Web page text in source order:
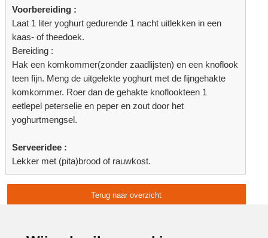
Voorbereiding :
Laat 1 liter yoghurt gedurende 1 nacht uitlekken in een
kaas- of theedoek.
Bereiding :
Hak een komkommer(zonder zaadlijsten) en een knoflook
teen fijn. Meng de uitgelekte yoghurt met de fijngehakte
komkommer. Roer dan de gehakte knoflookteen 1
eetlepel peterselie en peper en zout door het
yoghurtmengsel.
Serveeridee :
Lekker met (pita)brood of rauwkost.
Terug naar overzicht